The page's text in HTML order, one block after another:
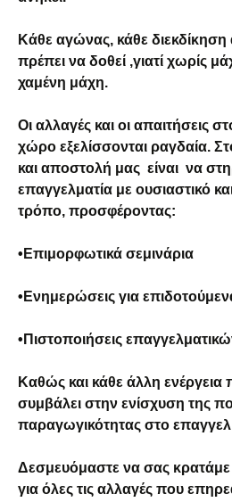
Κάθε αγώνας, κάθε διεκδίκηση
πρέπει να δοθεί ,γιατί χωρίς
χαμένη μάχη.
Οι αλλαγές και οι απαιτήσεις
χώρο εξελίσσονται ραγδαία.
και αποστολή μας είναι να
επαγγελματία με ουσιαστικό
τρόπο, προσφέροντας:
• Επιμορφωτικά σεμινάρια
•Ενημερώσεις για
•Πιστοποιήσεις
Καθώς και κάθε άλλη ενέργεια
συμβάλει στην ενίσχυση της
παραγωγικότητας στο
Δεσμευόμαστε να σας
για όλες τις αλλαγές που